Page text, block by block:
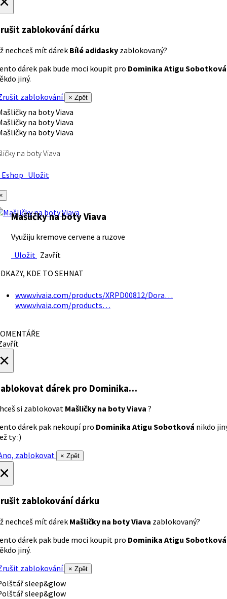
zablokování dárku
nechceš mít dárek Bílé adidasky zablokovaný?
dárek pak bude moci koupit pro Dominika Atigu Sobotková
jiný.
zablokování
× Zpět
na boty Viava
Uložit
Mašličky na boty Viava
Využiju kremove cervene a ruzove
Uložit Zavřít
KDE TO SEHNAT
www.vivaia.com/products/XRPD00812/Dora…
www.vivaia.com/products…
dárek pro Dominika…
si zablokovat Mašličky na boty Viava ?
dárek pak nekoupí pro Dominika Atigu Sobotková nikdo
ty :)
zablokovat
× Zpět
zablokování dárku
nechceš mít dárek Mašličky na boty Viava zablokovaný?
dárek pak bude moci koupit pro Dominika Atigu Sobotková
jiný.
zablokování
× Zpět